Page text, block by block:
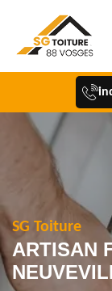
SG Toiture
ARTISAN